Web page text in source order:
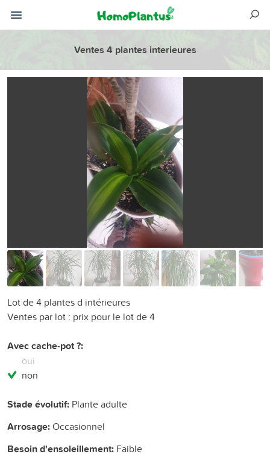
Ventes 4 plantes interieures
Lot de 4 plantes d intérieures
Ventes par lot : prix pour le lot de 4
Avec cache-pot ?:
oui
non
Stade évolutif: Plante adulte
Arrosage:Occasionnel
Besoin d'ensoleillement: Faible